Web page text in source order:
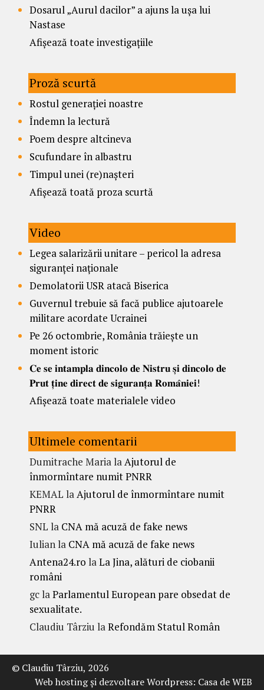
Dosarul „Aurul dacilor” a ajuns la ușa lui
Nastase
Afișează toate investigațiile
Proză scurtă
Rostul generației noastre
Îndemn la lectură
Poem despre altcineva
Scufundare în albastru
Timpul unei (re)nașteri
Afișează toată proza scurtă
Video
Legea salarizării unitare – pericol la adresa
siguranței naționale
Demolatorii USR atacă Biserica
Guvernul trebuie să facă publice ajutoarele
militare acordate Ucrainei
Pe 26 octombrie, România trăiește un
moment istoric
𝐂𝐞 𝐬𝐞 𝐢𝐧𝐭𝐚𝐦𝐩𝐥𝐚 𝐝𝐢𝐧𝐜𝐨𝐥𝐨 𝐝𝐞 𝐍𝐢𝐬𝐭𝐫𝐮 𝐬̦𝐢 𝐝𝐢𝐧𝐜𝐨𝐥𝐨 𝐝𝐞
𝐏𝐫𝐮𝐭 𝐭̦𝐢𝐧𝐞 𝐝𝐢𝐫𝐞𝐜𝐭 𝐝𝐞 𝐬𝐢𝐠𝐮𝐫𝐚𝐧𝐭̦𝐚 𝐑𝐨𝐦𝐚̂𝐧𝐢𝐞𝐢!
Afișează toate materialele video
Ultimele comentarii
Dumitrache MarialaAjutorul de
înmormîntare numit PNRR
KEMAL laAjutorul de înmormîntare numit
PNRR
SNL la CNA mă acuză de fake news
Iulianla CNA mă acuză de fake news
Antena24.ro laLa Jina, alături de ciobanii
români
gclaParlamentul European pare obsedat de
sexualitate.
Claudiu Târziu laRefondăm Statul Român
© Claudiu Târziu, 2026
Web hosting şi dezvoltare Wordpress: Casa de WEB